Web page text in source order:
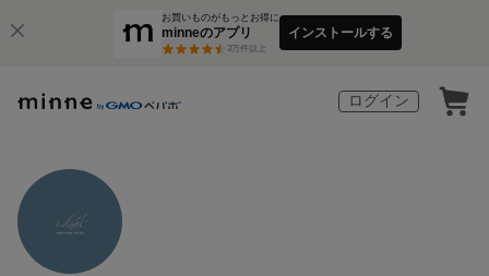
お買いものがもっとお得に
minneのアプリ
3万件以上
インストールする
ログイン